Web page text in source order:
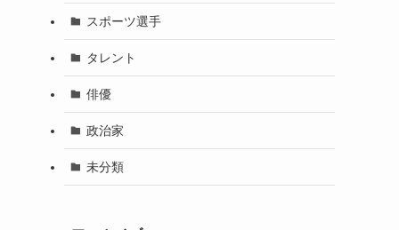
スポーツ選手
タレント
俳優
政治家
未分類